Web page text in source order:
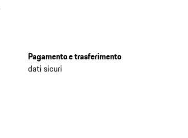
Pagamento e trasferimento
dati sicuri